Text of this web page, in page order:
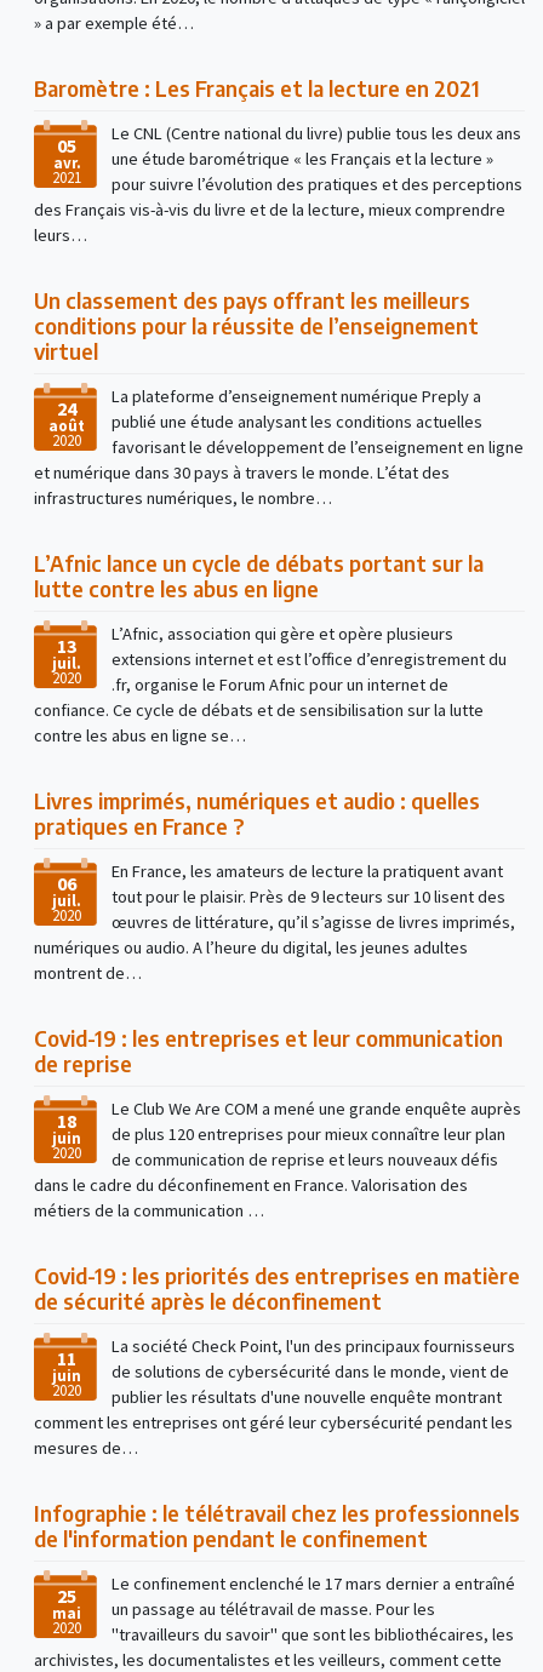
» a par exemple été…
Baromètre : Les Français et la lecture en 2021
05
avr.
2021
Le CNL (Centre national du livre) publie tous les deux ans
une étude barométrique « les Français et la lecture »
pour suivre l’évolution des pratiques et des perceptions
des Français vis-à-vis du livre et de la lecture, mieux comprendre
leurs…
Un classement des pays offrant les meilleurs
conditions pour la réussite de l’enseignement
virtuel
24
août
2020
La plateforme d’enseignement numérique Preply a
publié une étude analysant les conditions actuelles
favorisant le développement de l’enseignement en ligne
et numérique dans 30 pays à travers le monde. L’état des
infrastructures numériques, le nombre…
L’Afnic lance un cycle de débats portant sur la
lutte contre les abus en ligne
13
juil.
2020
L’Afnic, association qui gère et opère plusieurs
extensions internet et est l’office d’enregistrement du
.fr, organise le Forum Afnic pour un internet de
confiance. Ce cycle de débats et de sensibilisation sur la lutte
contre les abus en ligne se…
Livres imprimés, numériques et audio : quelles
pratiques en France ?
06
juil.
2020
En France, les amateurs de lecture la pratiquent avant
tout pour le plaisir. Près de 9 lecteurs sur 10 lisent des
œuvres de littérature, qu’il s’agisse de livres imprimés,
numériques ou audio. A l’heure du digital, les jeunes adultes
montrent de…
Covid-19 : les entreprises et leur communication
de reprise
18
juin
2020
Le Club We Are COM a mené une grande enquête auprès
de plus 120 entreprises pour mieux connaître leur plan
de communication de reprise et leurs nouveaux défis
dans le cadre du déconfinement en France. Valorisation des
métiers de la communication …
Covid-19 : les priorités des entreprises en matière
de sécurité après le déconfinement
11
juin
2020
La société Check Point, l'un des principaux fournisseurs
de solutions de cybersécurité dans le monde, vient de
publier les résultats d'une nouvelle enquête montrant
comment les entreprises ont géré leur cybersécurité pendant les
mesures de…
Infographie : le télétravail chez les professionnels
de l'information pendant le confinement
25
mai
2020
Le confinement enclenché le 17 mars dernier a entraîné
un passage au télétravail de masse. Pour les
"travailleurs du savoir" que sont les bibliothécaires, les
archivistes, les documentalistes et les veilleurs, comment cette